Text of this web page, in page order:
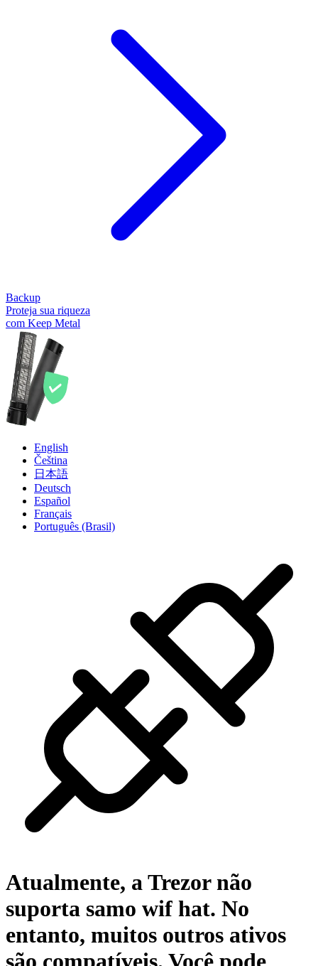
Backup
Proteja sua riqueza
com Keep Metal
English
Čeština
日本語
Deutsch
Español
Français
Português (Brasil)
Atualmente, a Trezor não
suporta samo wif hat. No
entanto, muitos outros ativos